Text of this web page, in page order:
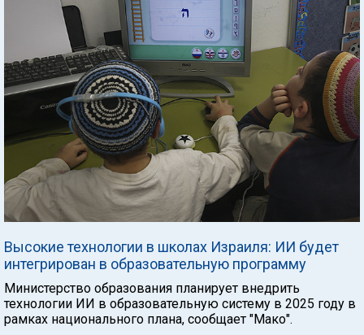
Высокие технологии в школах Израиля: ИИ будет
интегрирован в образовательную программу
Министерство образования планирует внедрить
технологии ИИ в образовательную систему в 2025 году в
рамках национального плана, сообщает "Мако".